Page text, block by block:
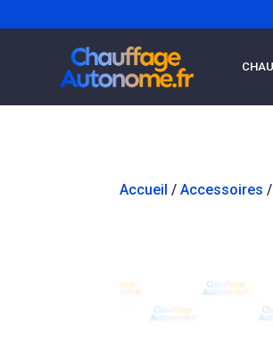
Accueil /Accessoires /